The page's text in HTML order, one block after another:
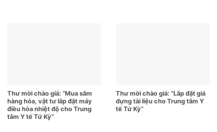
Thư mời chào giá: “Mua sắm
hàng hóa, vật tư lắp đặt máy
điều hòa nhiệt độ cho Trung
tâm Y tế Tứ Kỳ”
Thư mời chào giá: “Lắp đặt giá
đựng tài liệu cho Trung tâm Y
tế Tứ Kỳ”